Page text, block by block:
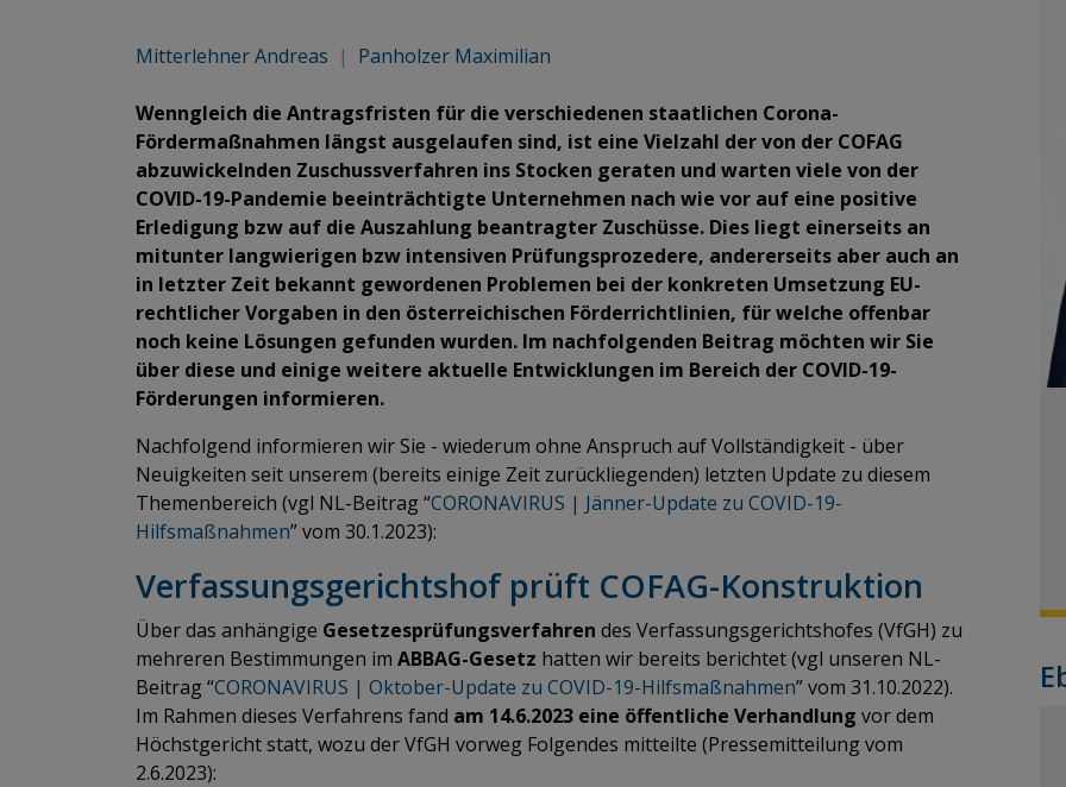
Mitterlehner Andreas | Panholzer Maximilian
Wenngleich die Antragsfristen für die verschiedenen staatlichen Corona-
Fördermaßnahmen längst ausgelaufen sind, ist eine Vielzahl der von der COFAG
abzuwickelnden Zuschussverfahren ins Stocken geraten und warten viele von der
COVID-19-Pandemie beeinträchtigte Unternehmen nach wie vor auf eine positive
Erledigung bzw auf die Auszahlung beantragter Zuschüsse. Dies liegt einerseits an
mitunter langwierigen bzw intensiven Prüfungsprozedere, andererseits aber auch an
in letzter Zeit bekannt gewordenen Problemen bei der konkreten Umsetzung EU-
rechtlicher Vorgaben in den österreichischen Förderrichtlinien, für welche offenbar
noch keine Lösungen gefunden wurden. Im nachfolgenden Beitrag möchten wir Sie
über diese und einige weitere aktuelle Entwicklungen im Bereich der COVID-19-
Förderungen informieren.
Nachfolgend informieren wir Sie - wiederum ohne Anspruch auf Vollständigkeit - über
Neuigkeiten seit unserem (bereits einige Zeit zurückliegenden) letzten Update zu diesem
Themenbereich (vgl NL-Beitrag “CORONAVIRUS | Jänner-Update zu COVID-19-
Hilfsmaßnahmen” vom 30.1.2023):
Verfassungsgerichtshof prüft COFAG-Konstruktion
Über das anhängige Gesetzesprüfungsverfahren des Verfassungsgerichtshofes (VfGH) zu
mehreren Bestimmungen im ABBAG-Gesetz hatten wir bereits berichtet (vgl unseren NL-
Beitrag “CORONAVIRUS | Oktober-Update zu COVID-19-Hilfsmaßnahmen” vom 31.10.2022).
Im Rahmen dieses Verfahrens fand am 14.6.2023 eine öffentliche Verhandlung vor dem
Höchstgericht statt, wozu der VfGH vorweg Folgendes mitteilte (Pressemitteilung vom
2.6.2023):